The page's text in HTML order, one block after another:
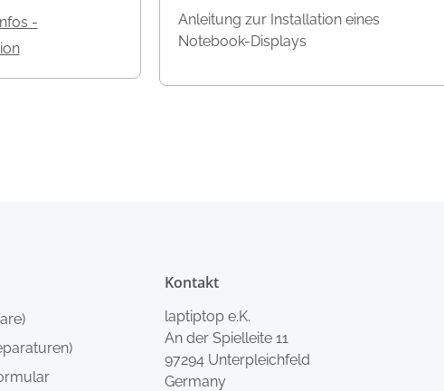
-
Anleitung zur Installation eines
Notebook-Displays
Kontakt
laptiptop e.K.
An der Spielleite 11
97294 Unterpleichfeld
Germany